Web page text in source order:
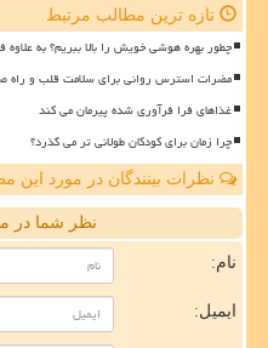
تازه ترین مطالب مرتبط
چطور بهره هوشی خویش را بالا ببریم؟ به علاوه
مضرات استرس روانی برای سلامت قلب و راه
غذاهای فرا فرآوری شده پیرمان می کند
چرا زمان برای کودکان طولانی تر می گذرد؟
نظرات بینندگان در مورد این
نظر شما در
نام:
ایمیل: